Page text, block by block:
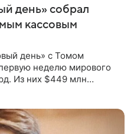
день» собрал
кассовым
день» с Томом
неделю мирового
Из них $449 млн